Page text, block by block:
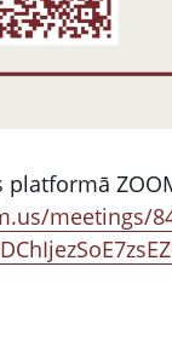
meetings/